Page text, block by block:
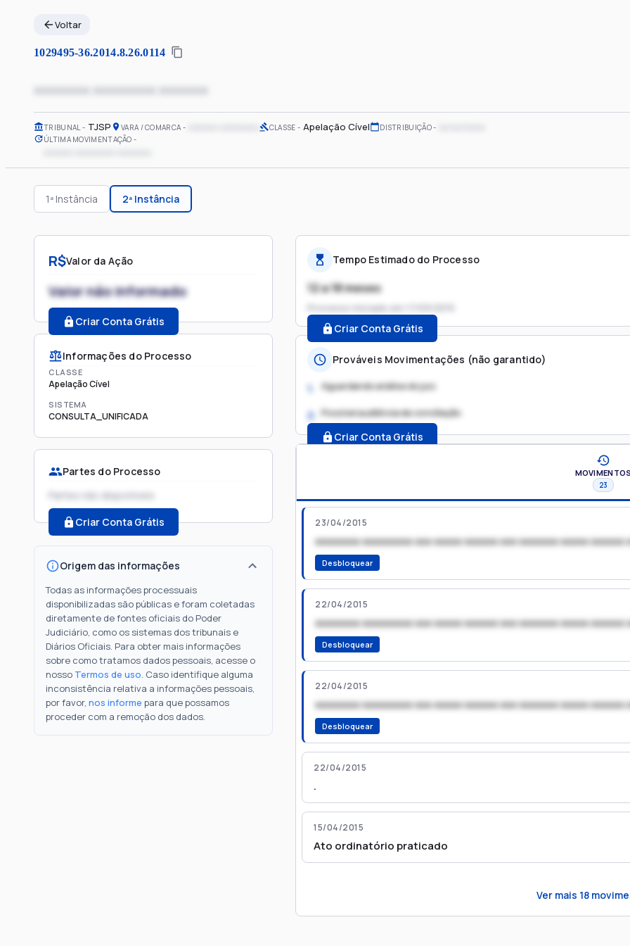
Voltar
1029495-36.2014.8.26.0114
xxxxxxxx xxxxxxxxx xxxxxxx
TRIBUNAL TJSP VARA / COMARCA CLASSE Apelação Cível DISTRIBUIÇÃO
ÚLTIMA MOVIMENTAÇÃO
1ª Instância 2ª Instância
R$Valor da Ação
Valor não informado
Criar Conta Grátis
Informações do Processo
CLASSE
Apelação Cível
SISTEMA
CONSULTA_UNIFICADA
Partes do Processo
Partes não disponíveis
Criar Conta Grátis
Origem das informações
Todas as informações processuais
disponibilizadas são públicas e foram coletadas
diretamente de fontes oficiais do Poder
Judiciário, como os sistemas dos tribunais e
Diários Oficiais. Para obter mais informações
sobre como tratamos dados pessoais, acesse o
nosso Termos de uso. Caso identifique alguma
inconsistência relativa a informações pessoais,
por favor, nos informe para que possamos
proceder com a remoção dos dados.
Tempo Estimado do Processo
12 a 18 meses
Processo iniciado em
Criar Conta Grátis
Prováveis Movimentações (não garantido)
1. Aguardando análise do juiz
2. Possível audiência de conciliação
Criar Conta Grátis
MOVIMENTOS
23
23/04/2015
xxxxxxxx xxxxxxxxx xxx xxxxx xxxxxx xxx xxxxxxx xxxxx xxxxxx
Desbloquear
22/04/2015
xxxxxxxx xxxxxxxxx xxx xxxxx xxxxxx xxx xxxxxxx xxxxx xxxxxx
Desbloquear
22/04/2015
xxxxxxxx xxxxxxxxx xxx xxxxx xxxxxx xxx xxxxxxx xxxxx xxxxxx
Desbloquear
22/04/2015
.
15/04/2015
Ato ordinatório praticado
Ver mais 18